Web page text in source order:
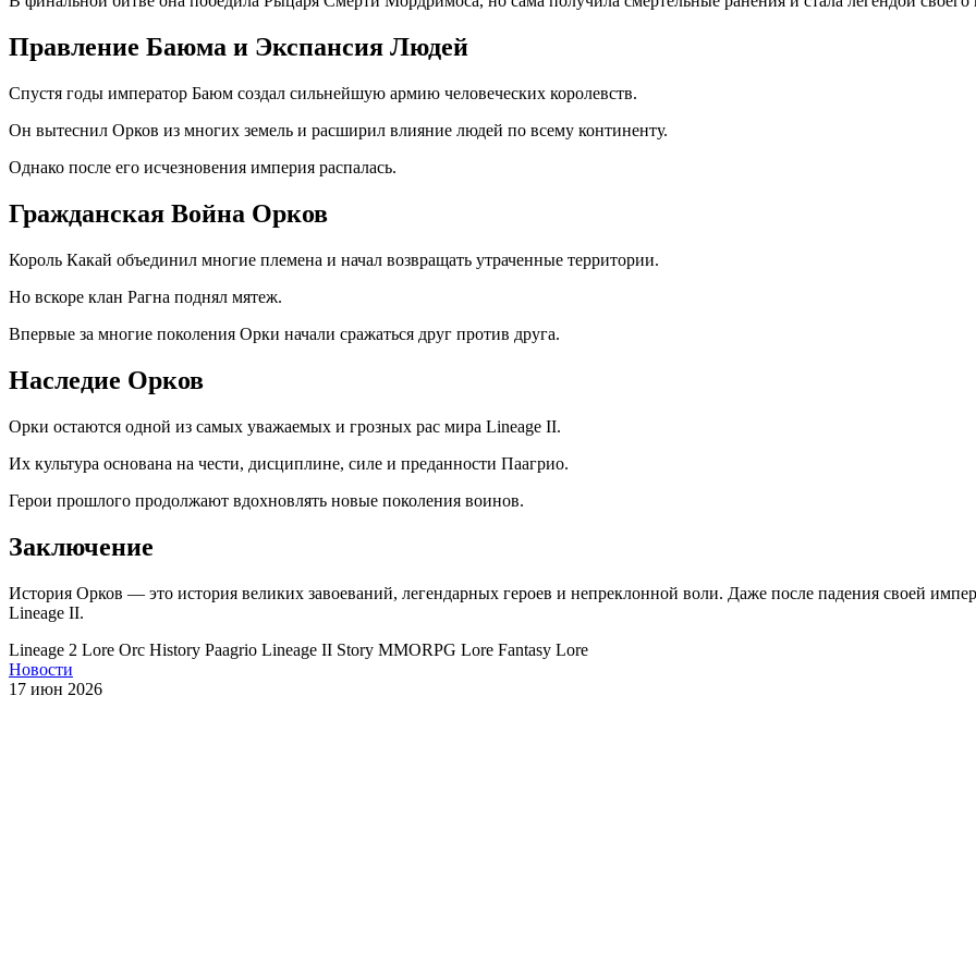
Правление Баюма и Экспансия Людей
Спустя годы император Баюм создал сильнейшую армию человеческих королевств.
Он вытеснил Орков из многих земель и расширил влияние людей по всему континенту.
Однако после его исчезновения империя распалась.
Гражданская Война Орков
Король Какай объединил многие племена и начал возвращать утраченные территории.
Но вскоре клан Рагна поднял мятеж.
Впервые за многие поколения Орки начали сражаться друг против друга.
Наследие Орков
Орки остаются одной из самых уважаемых и грозных рас мира Lineage II.
Их культура основана на чести, дисциплине, силе и преданности Паагрио.
Герои прошлого продолжают вдохновлять новые поколения воинов.
Заключение
История Орков — это история великих завоеваний, легендарных героев и непреклонной воли. Даже после падения своей
Lineage II.
Lineage 2 Lore Orc History Paagrio Lineage II Story MMORPG Lore Fantasy Lore
Новости
17 июн 2026